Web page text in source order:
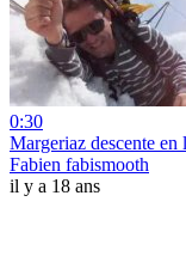
0:30
Margeriaz descente en
Fabien fabismooth
il y a 18 ans